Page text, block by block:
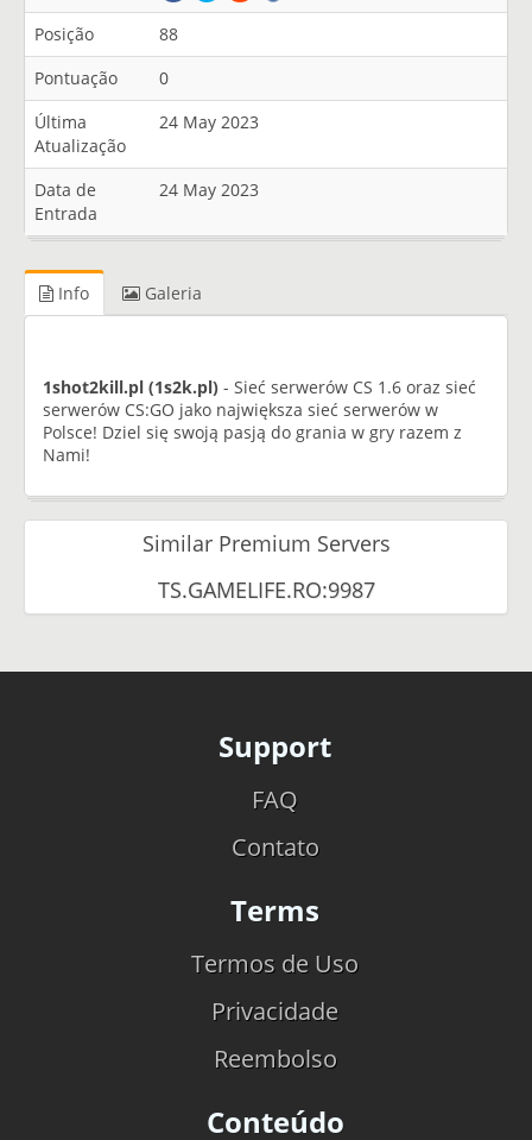
Posição
88
Pontuação
0
Última
Atualização
24 May 2023
Data de
Entrada
24 May 2023
Info Galeria
1shot2kill.pl (1s2k.pl) - Sieć serwerów CS 1.6 oraz sieć
serwerów CS:GO jako największa sieć serwerów w
Polsce! Dziel się swoją pasją do grania w gry razem z
Nami!
Similar Premium Servers
TS.GAMELIFE.RO:9987
Support
FAQ
Contato
Terms
Termos de Uso
Privacidade
Reembolso
Conteúdo